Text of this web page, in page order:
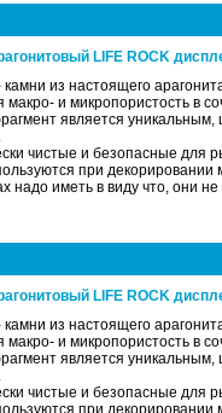
LIFE ROCK
камни из настоящего
и микропористость в
является уникальным,
чистые и безопасные для
при
надо иметь в виду что, они
LIFE ROCK
камни из настоящего
и микропористость в
является уникальным,
чистые и безопасные для
при